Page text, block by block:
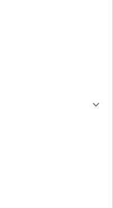
keyboard_arrow_right